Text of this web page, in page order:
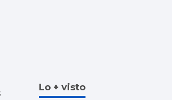
Lo + visto